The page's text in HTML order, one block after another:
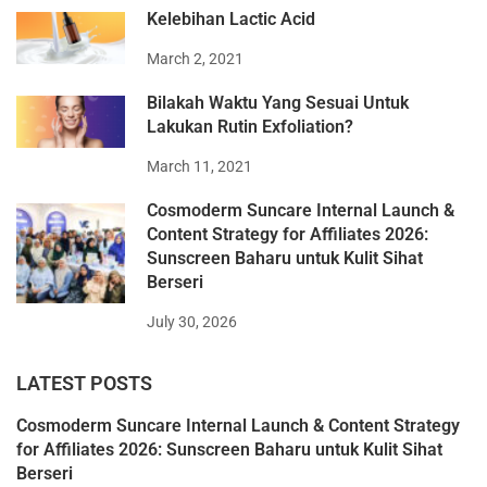
Kelebihan Lactic Acid
March 2, 2021
Bilakah Waktu Yang Sesuai Untuk
Lakukan Rutin Exfoliation?
March 11, 2021
Cosmoderm Suncare Internal Launch &
Content Strategy for Affiliates 2026:
Sunscreen Baharu untuk Kulit Sihat
Berseri
July 30, 2026
LATEST POSTS
Cosmoderm Suncare Internal Launch & Content Strategy
for Affiliates 2026: Sunscreen Baharu untuk Kulit Sihat
Berseri